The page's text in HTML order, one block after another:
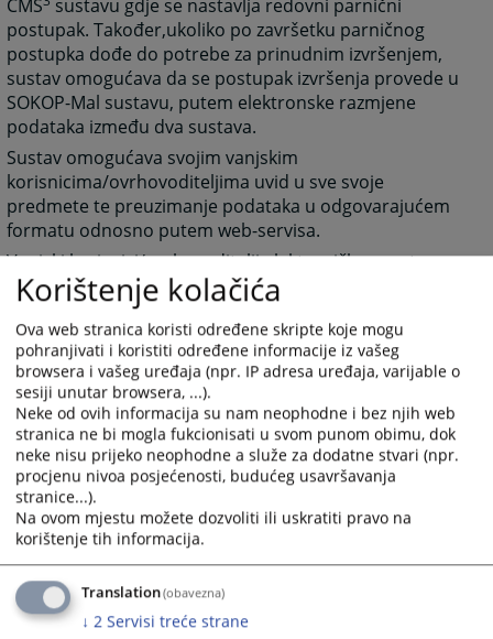
CMS sustavu gdje se nastavlja redovni parnični
postupak. Također,ukoliko po završetku parničnog
postupka dođe do potrebe za prinudnim izvršenjem,
sustav omogućava da se postupak izvršenja provede u
SOKOP-Mal sustavu, putem elektronske razmjene
podataka između dva sustava.
Sustav omogućava svojim vanjskim
korisnicima/ovrhovoditeljima uvid u sve svoje
predmete te preuzimanje podataka u odgovarajućem
formatu odnosno putem web-servisa.
Vanjski korisnici/ovrhovoditelji elektroničkog sustava
pristupaju SOKOP Mal sustavu putem sigurne internet
konekcije i njihova identifikacija se vrši temeljem
korisničkog imena i lozinke kao i dodatne
autentifikacije na osnovu elektroničke potvrde.
Tehničke pretpostavke za korištenje sustava su:
Kvalificirana elektronička potvrda čija je validnost
priznata u BiH u skladu sa članom 24. stavka 1.
Zakona o elektroničkom potpisu Bosne i
Hercegovine („Službeni glasnik Bosne i
Hercegovine“, broj 91/06) i
Internet konekcija (preporučena je minimalna
brzina od 1 Mbps).
Svi podnesci vanjskih korisnika poslani putem
elektroničkog sustava moraju zadovoljavati tehničke
Korištenje kolačića
Ova web stranica koristi određene skripte koje mogu
pohranjivati i koristiti određene informacije iz vašeg
browsera i vašeg uređaja (npr. IP adresa uređaja, varijable o
sesiji unutar browsera, ...).
Neke od ovih informacija su nam neophodne i bez njih web
stranica ne bi mogla fukcionisati u svom punom obimu, dok
neke nisu prijeko neophodne a služe za dodatne stvari (npr.
procjenu nivoa posjećenosti, budućeg usavršavanja
stranice...).
Na ovom mjestu možete dozvoliti ili uskratiti pravo na
korištenje tih informacija.
Translation(obavezna)
↓ 2 Servisi treće strane